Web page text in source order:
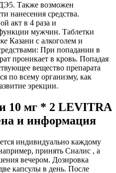
Также возможен
нанесения средства.
акт в 4 раза и
мужчин. Таблетки
Казани с алкоголем и
При попадании в
проникает в кровь. Попадая
вещество препарата
по всему организму, как
эрекции.
10 мг * 2 LEVITRA
и информация
индивидуально каждому
принять Сиалис , а
вечером. Дозировка
капсулы в день. После